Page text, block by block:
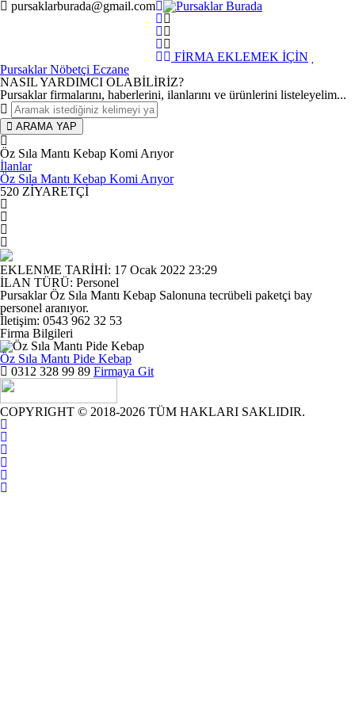
pursaklarburada@gmail.com
FİRMA EKLEMEK İÇİN
Pursaklar Nöbetçi Eczane
NASIL YARDIMCI OLABİLİRİZ?
Pursaklar firmalarını, haberlerini, ilanlarını ve ürünlerini listeleyelim...
ARAMA YAP
Öz Sıla Mantı Kebap Komi Arıyor
İlanlar
Öz Sıla Mantı Kebap Komi Arıyor
520 ZİYARETÇİ
EKLENME TARİHİ: 17 Ocak 2022 23:29
İLAN TÜRÜ: Personel
Pursaklar Öz Sıla Mantı Kebap Salonuna tecrübeli paketçi bay
personel aranıyor.
İletişim: 0543 962 32 53
Firma Bilgileri
Öz Sıla Mantı Pide Kebap
0312 328 99 89 Firmaya Git
COPYRIGHT © 2018-2026 TÜM HAKLARI SAKLIDIR.